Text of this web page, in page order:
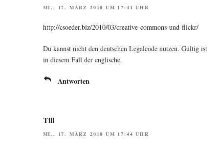
MI., 17. MÄRZ 2010 UM 17:41 UHR
http://csoeder.biz/2010/03/creative-commons-und-flickr/
Du kannst nicht den deut­schen Legal­code nut­zen. Gül­tig ist
in die­sem Fall der englische.
Antworten
Till
MI., 17. MÄRZ 2010 UM 17:44 UHR